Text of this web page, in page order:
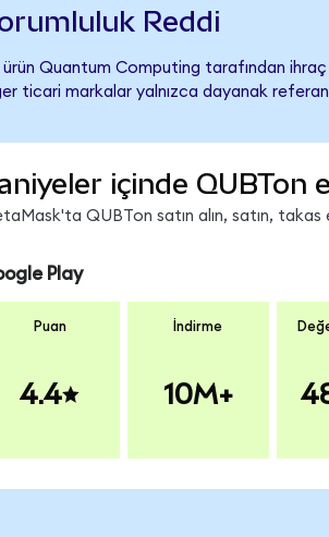
Reddi
ürün Quantum Computing tarafından
ticari markalar yalnızca dayanak referans
içinde QUBTon
QUBTon satın alın, satın,
Play
Puan
4.4
İndirme
10M+